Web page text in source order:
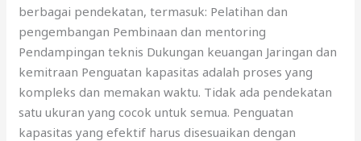
berbagai pendekatan, termasuk: Pelatihan dan
pengembangan Pembinaan dan mentoring
Pendampingan teknis Dukungan keuangan Jaringan dan
kemitraan Penguatan kapasitas adalah proses yang
kompleks dan memakan waktu. Tidak ada pendekatan
satu ukuran yang cocok untuk semua. Penguatan
kapasitas yang efektif harus disesuaikan dengan